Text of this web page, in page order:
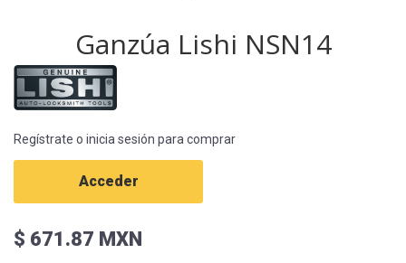
Ganzúa Lishi NSN14
Regístrate o inicia sesión para comprar
Acceder
$ 671.87 MXN